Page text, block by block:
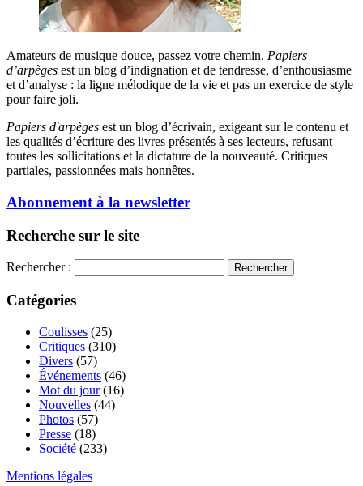
Amateurs de musique douce, passez votre chemin. Papiers
d’arpèges est un blog d’indignation et de tendresse, d’enthousiasme
et d’analyse : la ligne mélodique de la vie et pas un exercice de style
pour faire joli.
Papiers d'arpèges est un blog d’écrivain, exigeant sur le contenu et
les qualités d’écriture des livres présentés à ses lecteurs, refusant
toutes les sollicitations et la dictature de la nouveauté. Critiques
partiales, passionnées mais honnêtes.
Abonnement à la newsletter
Recherche sur le site
Rechercher :
Catégories
Coulisses (25)
Critiques (310)
Divers (57)
Événements (46)
Mot du jour(16)
Nouvelles (44)
Photos (57)
Presse (18)
Société (233)
Mentions légales